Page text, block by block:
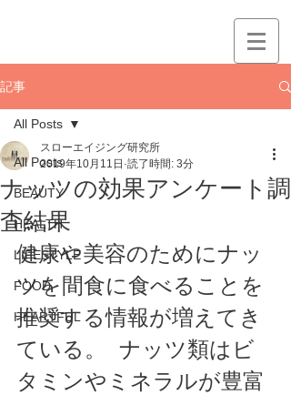
記事
All Posts
BEAUTY
HEALTH
LIFESTYLE
FOOD
HEARTFUL
All Posts
ナッツの効果アンケート調
査結果
スローエイジング研究所
2019年10月11日 読了時間: 3分
健康や美容のためにナッ
ツを間食に食べることを
推奨する情報が増えてき
ている。  ナッツ類はビ
タミンやミネラルが豊富